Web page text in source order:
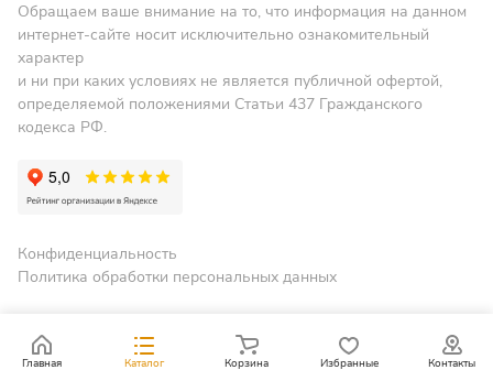
Обращаем ваше внимание на то, что информация на данном
интернет-сайте носит исключительно ознакомительный
характер
и ни при каких условиях не является публичной офертой,
определяемой положениями Статьи 437 Гражданского
кодекса РФ.
Конфиденциальность
Политика обработки персональных данных
Главная Каталог Корзина Избранные Контакты